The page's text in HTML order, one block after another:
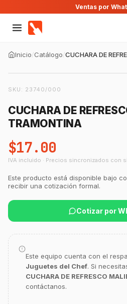
Ventas por
Inicio/Catálogo/
SKU: 23740/000
CUCHARA DE
TRAMONTINA
$17.00
IVA incluido · Precios sincronizados con
Este producto está disponible bajo
recibir una cotización formal.
Cotizar por
Este equipo cuenta con el
Juguetes del Chef. Si
CUCHARA DE REFRESCO
contáctanos.
GastroBot
¡Hola Chef! 🍳 Soy
de cocina profesional de
equipamiento o utensilios?
Buscar estufas
Ver uniformes y filipinas
Métodos de envío y